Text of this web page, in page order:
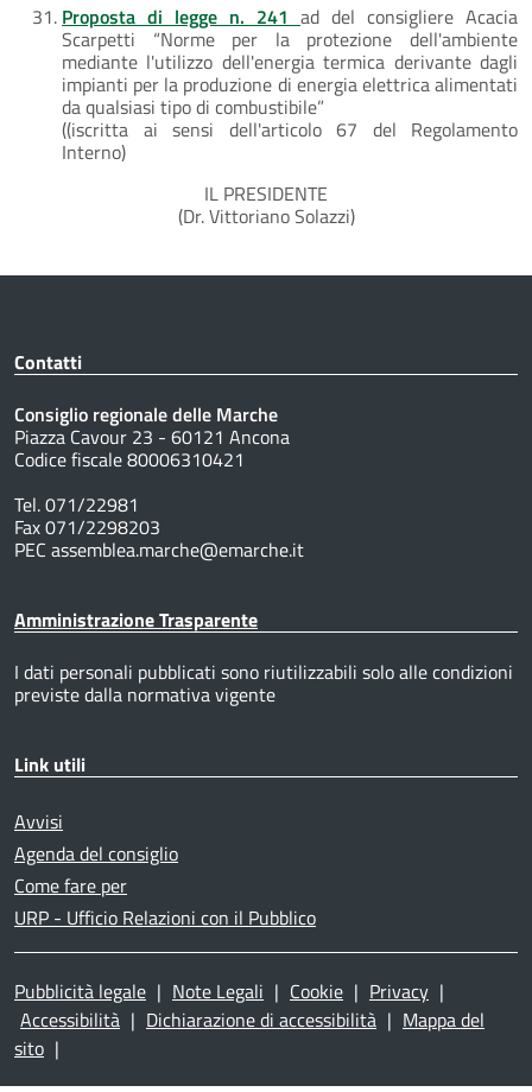
Proposta di legge n. 241 ad del consigliere Acacia
Scarpetti “Norme per la protezione dell'ambiente
mediante l'utilizzo dell'energia termica derivante dagli
impianti per la produzione di energia elettrica alimentati
da qualsiasi tipo di combustibile”
((iscritta ai sensi dell'articolo 67 del Regolamento
Interno)
IL PRESIDENTE
(Dr. Vittoriano Solazzi)
Contatti
Consiglio regionale delle Marche
Piazza Cavour 23 - 60121 Ancona
Codice fiscale 80006310421
Tel. 071/22981
Fax 071/2298203
PEC assemblea.marche@emarche.it
Amministrazione Trasparente
I dati personali pubblicati sono riutilizzabili solo alle condizioni
previste dalla normativa vigente
Link utili
Avvisi
Agenda del consiglio
Come fare per
URP - Ufficio Relazioni con il Pubblico
Pubblicità legale | Note Legali | Cookie | Privacy |
Accessibilità | Dichiarazione di accessibilità | Mappa del
sito |